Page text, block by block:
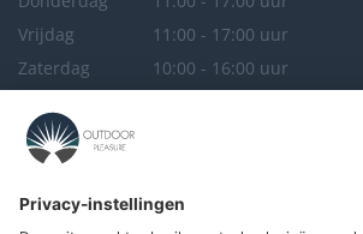
Vrijdag
11:00 - 17:00 uur
Zaterdag
10:00 - 16:00 uur
Outdoor Pleasure
Maandag
Gesloten